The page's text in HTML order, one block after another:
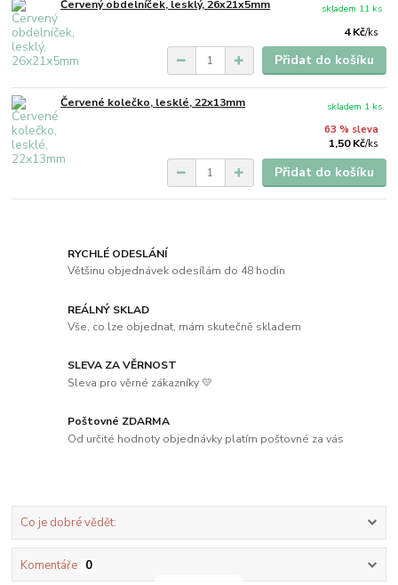
Červený obdelníček, lesklý, 26x21x5mm
4 Kč/ks
skladem 11 ks
Přidat do košíku
Červené kolečko, lesklé, 22x13mm
63 % sleva
1,50 Kč/ks
skladem 1 ks
Přidat do košíku
RYCHLÉ ODESLÁNÍ
Většinu objednávek odesílám do 48 hodin
REÁLNÝ SKLAD
Vše, co lze objednat, mám skutečně skladem
SLEVA ZA VĚRNOST
Sleva pro věrné zákazníky 💛
Poštovné ZDARMA
Od určité hodnoty objednávky platím poštovné za vás
Co je dobré vědět:
Komentáře 0